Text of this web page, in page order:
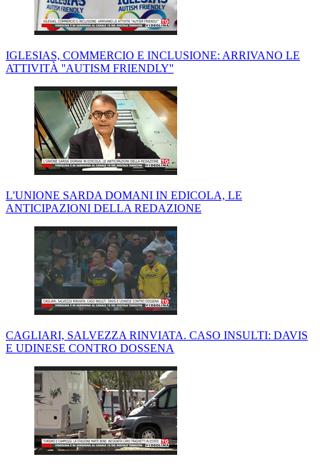
IGLESIAS, COMMERCIO E INCLUSIONE: ARRIVANO LE
ATTIVITÀ ''AUTISM FRIENDLY''
L'UNIONE SARDA DOMANI IN EDICOLA, LE
ANTICIPAZIONI DELLA REDAZIONE
CAGLIARI, SALVEZZA RINVIATA. CASO INSULTI: DAVIS
E UDINESE CONTRO DOSSENA